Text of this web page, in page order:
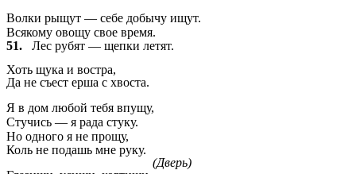
Волки рыщут — себе добычу ищут.
Всякому овощу свое время.
51. Лес рубят — щепки летят.
Хоть щука и востра,
Да не съест ерша с хвоста.
Я в дом любой тебя впущу,
Стучись — я рада стуку.
Но одного я не прощу,
Коль не подашь мне руку.
(Дверь)